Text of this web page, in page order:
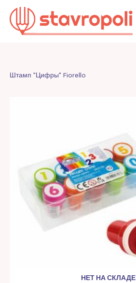
Перейти
содержимому
Штамп "Цифры" Fiorello
НЕТ НА СКЛАДЕ